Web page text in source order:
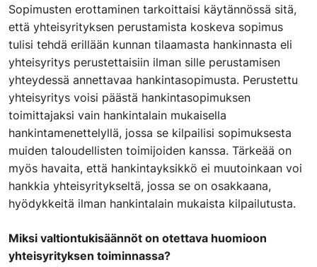
Sopimusten erottaminen tarkoittaisi käytännössä sitä,
että yhteisyrityksen perustamista koskeva sopimus
tulisi tehdä erillään kunnan tilaamasta hankinnasta eli
yhteisyritys perustettaisiin ilman sille perustamisen
yhteydessä annettavaa hankintasopimusta. Perustettu
yhteisyritys voisi päästä hankintasopimuksen
toimittajaksi vain hankintalain mukaisella
hankintamenettelyllä, jossa se kilpailisi sopimuksesta
muiden taloudellisten toimijoiden kanssa. Tärkeää on
myös havaita, että hankintayksikkö ei muutoinkaan voi
hankkia yhteisyritykseltä, jossa se on osakkaana,
hyödykkeitä ilman hankintalain mukaista kilpailutusta.
Miksi valtiontukisäännöt on otettava huomioon
yhteisyrityksen toiminnassa?